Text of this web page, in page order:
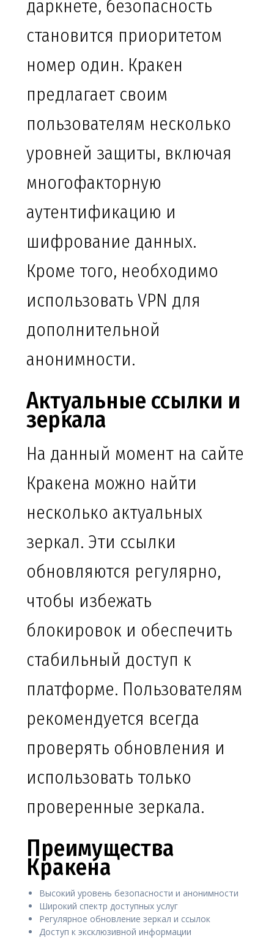
даркнете, безопасность
становится приоритетом
номер один. Кракен
предлагает своим
пользователям несколько
уровней защиты, включая
многофакторную
аутентификацию и
шифрование данных.
Кроме того, необходимо
использовать VPN для
дополнительной
анонимности.
Актуальные ссылки и
зеркала
На данный момент на сайте
Кракена можно найти
несколько актуальных
зеркал. Эти ссылки
обновляются регулярно,
чтобы избежать
блокировок и обеспечить
стабильный доступ к
платформе. Пользователям
рекомендуется всегда
проверять обновления и
использовать только
проверенные зеркала.
Преимущества
Кракена
Высокий уровень безопасности и анонимности
Широкий спектр доступных услуг
Регулярное обновление зеркал и ссылок
Доступ к эксклюзивной информации